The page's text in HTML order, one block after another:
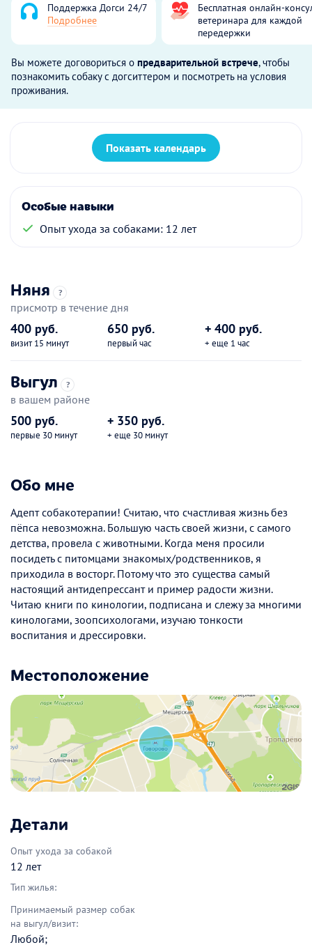
Поддержка Догси 24/7
Подробнее
Бесплатная онлайн-
ветеринара для каждой
передержки
Вы можете договориться о предварительной встрече, чтобы
познакомить собаку с догситтером и посмотреть на условия
проживания.
Показать календарь
Особые навыки
Опыт ухода за собаками: 12 лет
Няня ?
присмотр в течение дня
400 руб.
визит 15 минут
650 руб.
первый час
+ 400 руб.
+ еще 1 час
Выгул ?
в вашем районе
500 руб.
первые 30 минут
+ 350 руб.
+ еще 30 минут
Обо мне
Адепт собакотерапии! Считаю, что счастливая жизнь без
пёпса невозможна. Большую часть своей жизни, с самого
детства, провела с животными. Когда меня просили
посидеть с питомцами знакомых/родственников, я
приходила в восторг. Потому что это существа самый
настоящий антидепрессант и пример радости жизни.
Читаю книги по кинологии, подписана и слежу за многими
кинологами, зоопсихологами, изучаю тонкости
воспитания и дрессировки.
Местоположение
Детали
Опыт ухода за собакой
12 лет
Тип жилья:
Принимаемый размер собак
на выгул/визит:
Любой;